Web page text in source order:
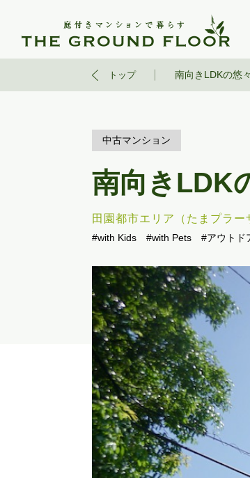
トップ 南向きLDKの悠
中古マンション
南向きLDK
田園都市エリア（たまプラ
#with Kids #with Pets #アウトド